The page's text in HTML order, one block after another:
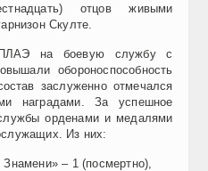
отцов живыми
Скулте.
на боевую службу с
обороноспособность
заслуженно отмечался
наградами. За успешное
орденами и медалями
Из них:
– 1 (посмертно),